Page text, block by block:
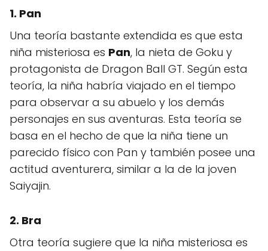
1. Pan
Una teoría bastante extendida es que esta
niña misteriosa es Pan, la nieta de Goku y
protagonista de Dragon Ball GT. Según esta
teoría, la niña habría viajado en el tiempo
para observar a su abuelo y los demás
personajes en sus aventuras. Esta teoría se
basa en el hecho de que la niña tiene un
parecido físico con Pan y también posee una
actitud aventurera, similar a la de la joven
Saiyajin.
2. Bra
Otra teoría sugiere que la niña misteriosa es